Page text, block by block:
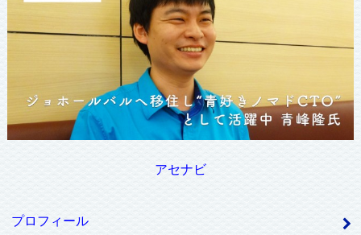
アセナビ
プロフィール